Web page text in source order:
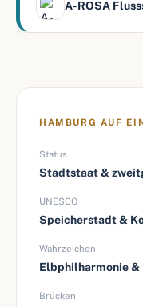
A-ROSA
HAMBURG AUF
Status
Stadtstaat &
UNESCO
Speicherstadt &
Wahrzeichen
Elbphilharmonie &
Brücken